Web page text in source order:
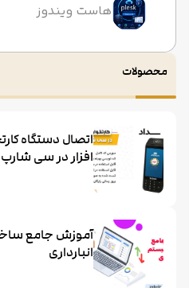
هاست ویندوز
محصولات
اتصال دستگاه
افزار در سی شارپ
آموزش جامع
انبارداری